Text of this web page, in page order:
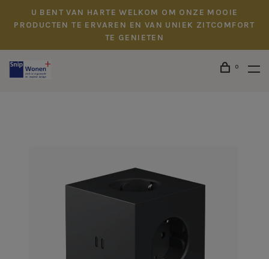
U BENT VAN HARTE WELKOM OM ONZE MOOIE
PRODUCTEN TE ERVAREN EN VAN UNIEK ZITCOMFORT
TE GENIETEN
0